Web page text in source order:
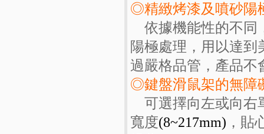
◎精緻烤漆及噴砂陽
依據機能性的不同
陽極處理，用以達
過嚴格品管，產品不
◎鍵盤滑鼠架的無障
可選擇向左或向右
寬度(8~217mm) ，貼